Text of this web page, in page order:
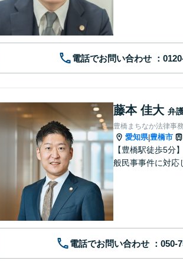
電話でお問い合わせ
藤本 佳大 弁
豊橋まちなか法律事
愛知県|豊橋市
【豊橋駅徒歩5分
般民事事件に対応
電話でお問い合わせ